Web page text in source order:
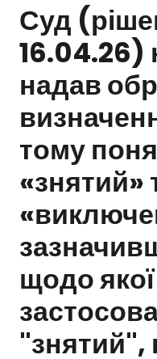
Контакти
Про мобілізацію
Новини
Суд
16.04.26)
надав
тому
«знятий»
щодо
"знятий",